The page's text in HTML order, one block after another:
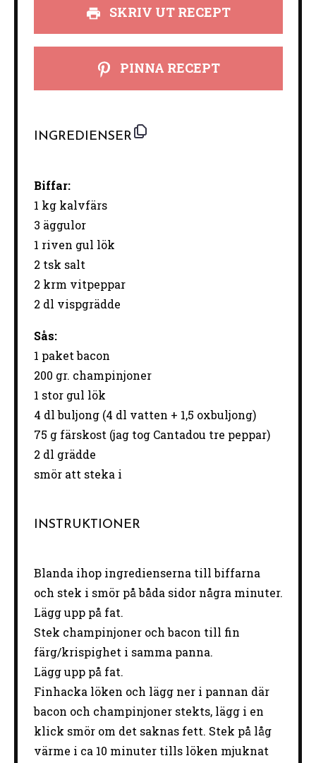
SKRIV UT RECEPT
PINNA RECEPT
INGREDIENSER
Biffar:
1 kg kalvfärs
3 äggulor
1 riven gul lök
2 tsk salt
2 krm vitpeppar
2 dl vispgrädde
Sås:
1 paket bacon
200 gr. champinjoner
1 stor gul lök
4 dl buljong (4 dl vatten + 1,5 oxbuljong)
75 gfärskost (jag tog Cantadou tre peppar)
2 dl grädde
smör att steka i
INSTRUKTIONER
Blanda ihop ingredienserna till biffarna
och stek i smör på båda sidor några minuter.
Lägg upp på fat.
Stek champinjoner och bacon till fin
färg/krispighet i samma panna.
Lägg upp på fat.
Finhacka löken och lägg ner i pannan där
bacon och champinjoner stekts, lägg i en
klick smör om det saknas fett. Stek på låg
värme i ca 10 minuter tills löken mjuknat